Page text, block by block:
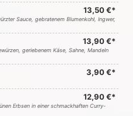
13,50 €*
Sauce, gebratenem Blumenkohl, Ingwer,
13,90 €*
geriebenem Käse, Sahne, Mandeln
3,90 €*
12,90 €*
Erbsen in einer schmackhaften Curry-